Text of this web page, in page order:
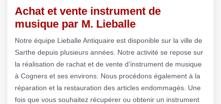
Achat et vente instrument de
musique par M. Lieballe
Notre équipe Lieballe Antiquaire est disponible sur la ville de
Sarthe depuis plusieurs années. Notre activité se repose sur
la réalisation de rachat et de vente d’instrument de musique
à Cogners et ses environs. Nous procédons également à la
réparation et la restauration des articles endommagés. Une
fois que vous souhaitez récupérer ou obtenir un instrument